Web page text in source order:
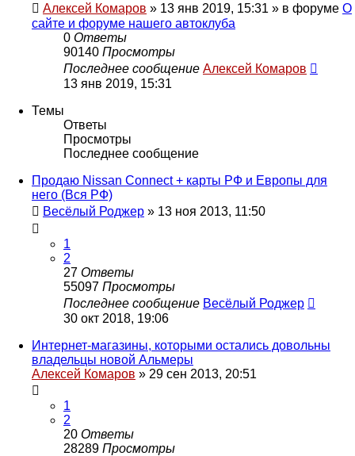
Алексей Комаров » 13 янв 2019, 15:31 » в форуме О
сайте и форуме нашего автоклуба
0 Ответы
90140 Просмотры
Последнее сообщение Алексей Комаров
13 янв 2019, 15:31
Темы
Ответы
Просмотры
Последнее сообщение
Продаю Nissan Connect + карты РФ и Европы для
него (Вся РФ)
Весёлый Роджер » 13 ноя 2013, 11:50
1
2
27 Ответы
55097 Просмотры
Последнее сообщение Весёлый Роджер
30 окт 2018, 19:06
Интернет-магазины, которыми остались довольны
владельцы новой Альмеры
Алексей Комаров » 29 сен 2013, 20:51
1
2
20 Ответы
28289 Просмотры